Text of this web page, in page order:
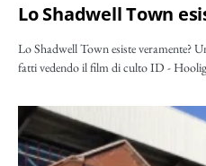
Lo Shadwell Town
Lo Shadwell Town esiste veramente?
fatti vedendo il film di culto ID -